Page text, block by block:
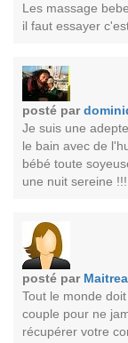
Les massage
il faut essayer
posté par
Je suis une
le bain avec de
bébé toute
une nuit sereine
posté par
Tout le monde
couple pour ne
récupérer votre